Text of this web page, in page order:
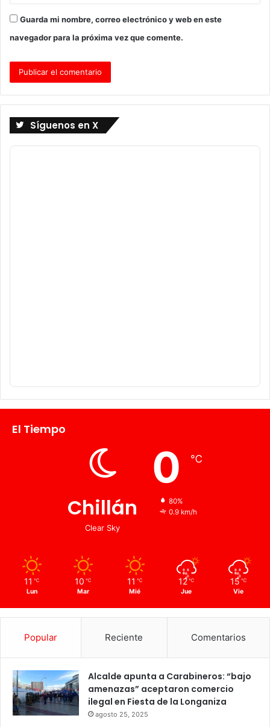
Guarda mi nombre, correo electrónico y web en este
navegador para la próxima vez que comente.
Síguenos en X
El Tiempo
Chillán
Clear Sky
0 ℃
80%
0.9 km/h
11 ℃
Lun
10 ℃
Mar
11 ℃
Mié
12 ℃
Jue
15 ℃
Vie
Popular Reciente Comentarios
Alcalde apunta a Carabineros: “bajo
amenazas” aceptaron comercio
ilegal en Fiesta de la Longaniza
agosto 25, 2025